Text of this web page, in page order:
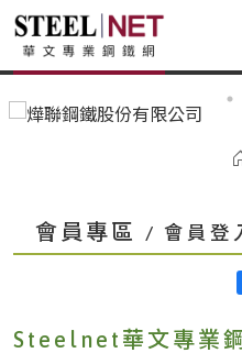
會員專區 / 會員登
Steelnet華文專業